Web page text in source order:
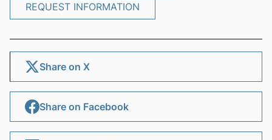
FFC PRESENTATION CARD
REQUEST INFORMATION
REQUEST INFORMATION
Share on X
Share on Facebook